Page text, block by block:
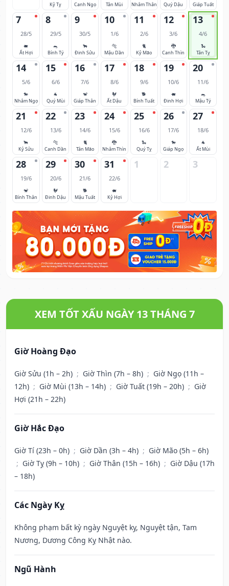
Kỷ Tỵ
Canh Ngọ
Tân Mùi
Nhâm Thân
Quý Dậu
Giáp Tuất
7
28/5
🐖
Ất Hợi
8
29/5
🐀
Bính Tý
9
30/5
🐂
Đinh Sửu
10
1/6
🐅
Mậu Dần
11
2/6
🐈
Kỷ Mão
12
3/6
🐉
Canh Thìn
13
4/6
🐍
Tân Tỵ
14
5/6
🐎
Nhâm Ngọ
15
6/6
🐐
Quý Mùi
16
7/6
🐒
Giáp Thân
17
8/6
🐓
Ất Dậu
18
9/6
🐕
Bính Tuất
19
10/6
🐖
Đinh Hợi
20
11/6
🐀
Mậu Tý
21
12/6
🐂
Kỷ Sửu
22
13/6
🐅
Canh Dần
23
14/6
🐈
Tân Mão
24
15/6
🐉
Nhâm Thìn
25
16/6
🐍
Quý Tỵ
26
17/6
🐎
Giáp Ngọ
27
18/6
🐐
Ất Mùi
28
19/6
🐒
Bính Thân
29
20/6
🐓
Đinh Dậu
30
21/6
🐕
Mậu Tuất
31
22/6
🐖
Kỷ Hợi
1 2 3
XEM TỐT XẤU NGÀY 13 THÁNG 7
Giờ Hoàng Đạo
Giờ Sửu (1h – 2h) ; Giờ Thìn (7h – 8h) ; Giờ Ngọ (11h –
12h) ; Giờ Mùi (13h – 14h) ; Giờ Tuất (19h – 20h) ; Giờ
Hợi (21h – 22h)
Giờ Hắc Đạo
Giờ Tí (23h – 0h) ; Giờ Dần (3h – 4h) ; Giờ Mão (5h – 6h)
; Giờ Tỵ (9h – 10h) ; Giờ Thân (15h – 16h) ; Giờ Dậu (17h
– 18h)
Các Ngày Kỵ
Không phạm bất kỳ ngày Nguyệt kỵ, Nguyệt tận, Tam
Nương, Dương Công Kỵ Nhật nào.
Ngũ Hành